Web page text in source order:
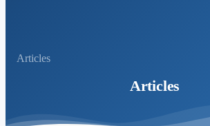
Articles
Articles